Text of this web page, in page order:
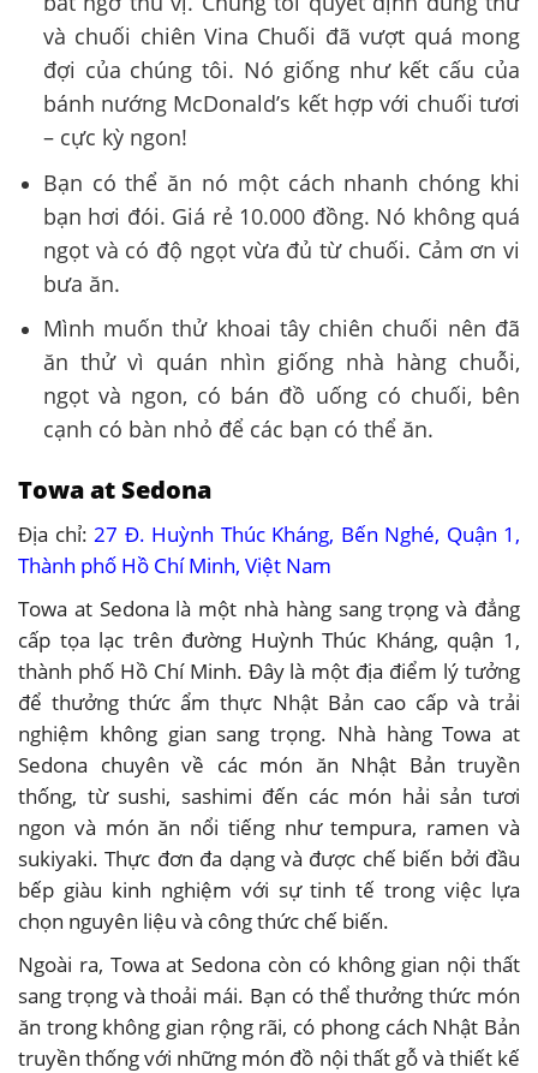
và chuối chiên Vina Chuối đã vượt quá mong
đợi của chúng tôi. Nó giống như kết cấu của
bánh nướng McDonald’s kết hợp với chuối tươi
– cực kỳ ngon!
Bạn có thể ăn nó một cách nhanh chóng khi
bạn hơi đói. Giá rẻ 10.000 đồng. Nó không quá
ngọt và có độ ngọt vừa đủ từ chuối. Cảm ơn vi
bưa ăn.
Mình muốn thử khoai tây chiên chuối nên đã
ăn thử vì quán nhìn giống nhà hàng chuỗi,
ngọt và ngon, có bán đồ uống có chuối, bên
cạnh có bàn nhỏ để các bạn có thể ăn.
Towa at Sedona
Địa chỉ: 27 Đ. Huỳnh Thúc Kháng, Bến Nghé, Quận 1,
Thành phố Hồ Chí Minh, Việt Nam
Towa at Sedona là một nhà hàng sang trọng và đẳng
cấp tọa lạc trên đường Huỳnh Thúc Kháng, quận 1,
thành phố Hồ Chí Minh. Đây là một địa điểm lý tưởng
để thưởng thức ẩm thực Nhật Bản cao cấp và trải
nghiệm không gian sang trọng. Nhà hàng Towa at
Sedona chuyên về các món ăn Nhật Bản truyền
thống, từ sushi, sashimi đến các món hải sản tươi
ngon và món ăn nổi tiếng như tempura, ramen và
sukiyaki. Thực đơn đa dạng và được chế biến bởi đầu
bếp giàu kinh nghiệm với sự tinh tế trong việc lựa
chọn nguyên liệu và công thức chế biến.
Ngoài ra, Towa at Sedona còn có không gian nội thất
sang trọng và thoải mái. Bạn có thể thưởng thức món
ăn trong không gian rộng rãi, có phong cách Nhật Bản
truyền thống với những món đồ nội thất gỗ và thiết kế